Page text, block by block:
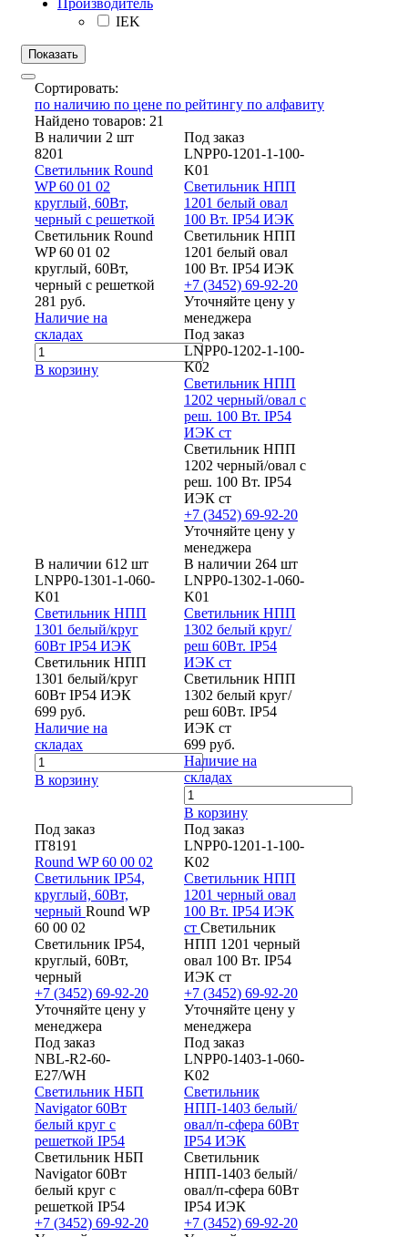
IEK
Сортировать:
по наличию по цене по рейтингу по алфавиту
Найдено товаров: 21
В наличии 2 шт
8201
Светильник Round
WP 60 01 02
круглый, 60Вт,
черный с решеткой
Светильник Round
WP 60 01 02
круглый, 60Вт,
черный с решеткой
281 руб.
Наличие на
складах
В корзину
Под заказ
LNPP0-1201-1-100-
K01
Светильник НПП
1201 белый овал
100 Вт. IP54 ИЭК
Светильник НПП
1201 белый овал
100 Вт. IP54 ИЭК
+7 (3452) 69-92-20
Уточняйте цену у
менеджера
Под заказ
LNPP0-1202-1-100-
K02
Светильник НПП
1202 черный/овал с
реш. 100 Вт. IP54
ИЭК ст
Светильник НПП
1202 черный/овал с
реш. 100 Вт. IP54
ИЭК ст
+7 (3452) 69-92-20
Уточняйте цену у
менеджера
В наличии 612 шт
LNPP0-1301-1-060-
K01
Светильник НПП
1301 белый/круг
60Вт IP54 ИЭК
Светильник НПП
1301 белый/круг
60Вт IP54 ИЭК
699 руб.
Наличие на
складах
В корзину
В наличии 264 шт
LNPP0-1302-1-060-
K01
Светильник НПП
1302 белый круг/
реш 60Вт. IP54
ИЭК ст
Светильник НПП
1302 белый круг/
реш 60Вт. IP54
ИЭК ст
699 руб.
Наличие на
складах
В корзину
Под заказ
IT8191
Round WP 60 00 02
Светильник IP54,
круглый, 60Вт,
черный Round WP
60 00 02
Светильник IP54,
круглый, 60Вт,
черный
+7 (3452) 69-92-20
Уточняйте цену у
менеджера
Под заказ
LNPP0-1201-1-100-
K02
Светильник НПП
1201 черный овал
100 Вт. IP54 ИЭК
ст Светильник
НПП 1201 черный
овал 100 Вт. IP54
ИЭК ст
+7 (3452) 69-92-20
Уточняйте цену у
менеджера
Под заказ
NBL-R2-60-
E27/WH
Светильник НБП
Navigator 60Вт
белый круг с
решеткой IP54
Светильник НБП
Navigator 60Вт
белый круг с
решеткой IP54
+7 (3452) 69-92-20
Под заказ
LNPP0-1403-1-060-
K02
Светильник
НПП-1403 белый/
овал/п-сфера 60Вт
IP54 ИЭК
Светильник
НПП-1403 белый/
овал/п-сфера 60Вт
IP54 ИЭК
+7 (3452) 69-92-20